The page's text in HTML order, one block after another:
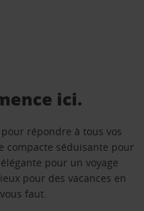
ici.
répondre à tous vos
compacte séduisante pour
pour un voyage
pour des vacances en
faut.